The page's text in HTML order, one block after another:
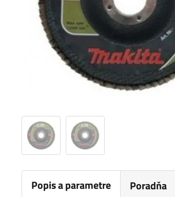
Popis a parametre Poradňa